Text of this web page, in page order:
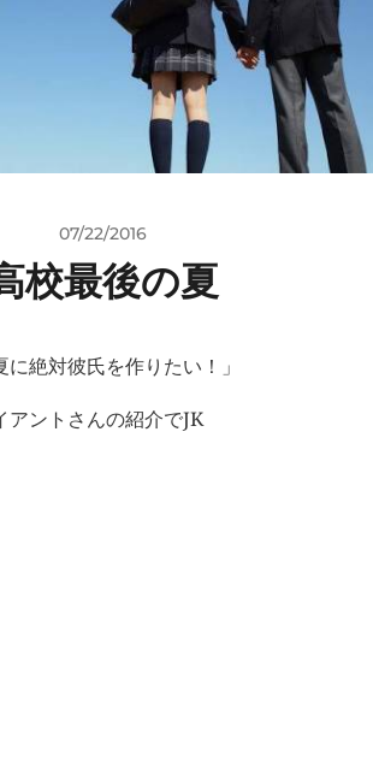
07/22/2016
校最後の夏
に絶対彼氏を作りたい！」
アントさんの紹介でJK